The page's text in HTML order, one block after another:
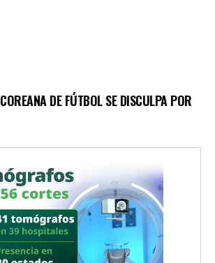
DE FÚTBOL SE DISCULPA POR